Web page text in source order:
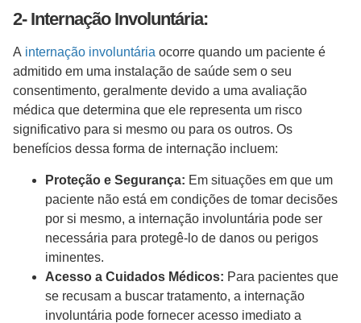
2- Internação Involuntária:
A internação involuntária ocorre quando um paciente é
admitido em uma instalação de saúde sem o seu
consentimento, geralmente devido a uma avaliação
médica que determina que ele representa um risco
significativo para si mesmo ou para os outros. Os
benefícios dessa forma de internação incluem:
Proteção e Segurança: Em situações em que um
paciente não está em condições de tomar decisões
por si mesmo, a internação involuntária pode ser
necessária para protegê-lo de danos ou perigos
iminentes.
Acesso a Cuidados Médicos: Para pacientes que
se recusam a buscar tratamento, a internação
involuntária pode fornecer acesso imediato a